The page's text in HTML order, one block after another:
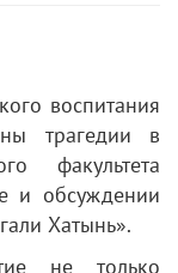
воспитания
трагедии в
факультета
и обсуждении
Хатынь».
не только